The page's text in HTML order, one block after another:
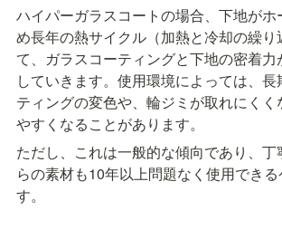
ハイパーガラスコートの場合、下地がホ
め長年の熱サイクル（加熱と冷却の繰り
て、ガラスコーティングと下地の密着
していきます。使用環境によっては、
ティングの変色や、輪ジミが取れにくく
やすくなることがあります。
ただし、これは一般的な傾向であり、丁
らの素材も10年以上問題なく使用でき
す。